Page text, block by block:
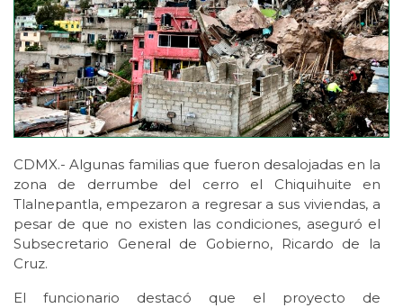
CDMX.- Algunas familias que fueron desalojadas en la
zona de derrumbe del cerro el Chiquihuite en
Tlalnepantla, empezaron a regresar a sus viviendas, a
pesar de que no existen las condiciones, aseguró el
Subsecretario General de Gobierno, Ricardo de la
Cruz.
El funcionario destacó que el proyecto de